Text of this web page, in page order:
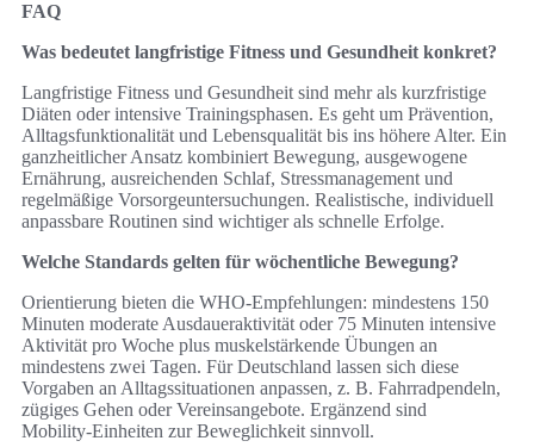
FAQ
Was bedeutet langfristige Fitness und Gesundheit konkret?
Langfristige Fitness und Gesundheit sind mehr als kurzfristige
Diäten oder intensive Trainingsphasen. Es geht um Prävention,
Alltagsfunktionalität und Lebensqualität bis ins höhere Alter. Ein
ganzheitlicher Ansatz kombiniert Bewegung, ausgewogene
Ernährung, ausreichenden Schlaf, Stressmanagement und
regelmäßige Vorsorgeuntersuchungen. Realistische, individuell
anpassbare Routinen sind wichtiger als schnelle Erfolge.
Welche Standards gelten für wöchentliche Bewegung?
Orientierung bieten die WHO‑Empfehlungen: mindestens 150
Minuten moderate Ausdaueraktivität oder 75 Minuten intensive
Aktivität pro Woche plus muskelstärkende Übungen an
mindestens zwei Tagen. Für Deutschland lassen sich diese
Vorgaben an Alltagssituationen anpassen, z. B. Fahrradpendeln,
zügiges Gehen oder Vereinsangebote. Ergänzend sind
Mobility‑Einheiten zur Beweglichkeit sinnvoll.